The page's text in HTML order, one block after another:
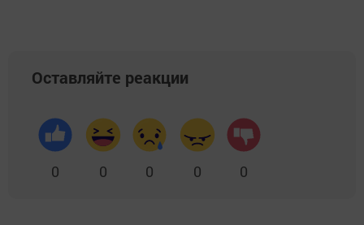
Оставляйте реакции
0 0 0 0 0